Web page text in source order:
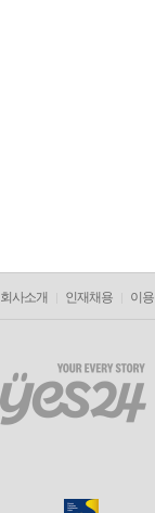
회사소개 인재채용 이